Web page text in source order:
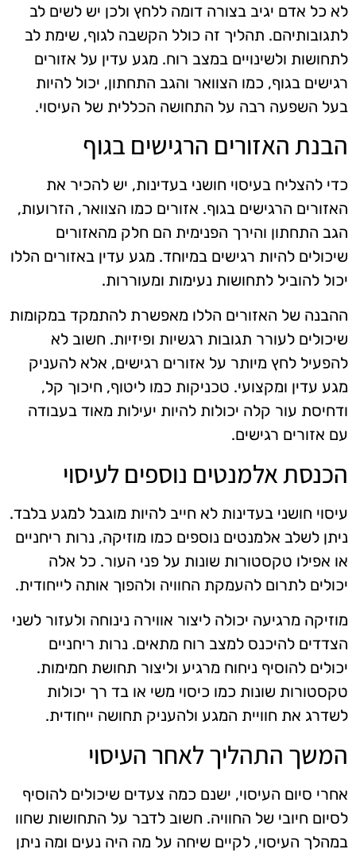
לא כל אדם יגיב בצורה דומה ללחץ ולכן יש לשים לב
לתגובותיהם. תהליך זה כולל הקשבה לגוף, שימת לב
לתחושות ולשינויים במצב רוח. מגע עדין על אזורים
רגישים בגוף, כמו הצוואר והגב התחתון, יכול להיות
בעל השפעה רבה על התחושה הכללית של העיסוי.
הבנת האזורים הרגישים בגוף
כדי להצליח בעיסוי חושני בעדינות, יש להכיר את
האזורים הרגישים בגוף. אזורים כמו הצוואר, הזרועות,
הגב התחתון והירך הפנימית הם חלק מהאזורים
שיכולים להיות רגישים במיוחד. מגע עדין באזורים הללו
יכול להוביל לתחושות נעימות ומעוררות.
ההבנה של האזורים הללו מאפשרת להתמקד במקומות
שיכולים לעורר תגובות רגשיות ופיזיות. חשוב לא
להפעיל לחץ מיותר על אזורים רגישים, אלא להעניק
מגע עדין ומקצועי. טכניקות כמו ליטוף, חיכוך קל,
ודחיסת עור קלה יכולות להיות יעילות מאוד בעבודה
עם אזורים רגישים.
הכנסת אלמנטים נוספים לעיסוי
עיסוי חושני בעדינות לא חייב להיות מוגבל למגע בלבד.
ניתן לשלב אלמנטים נוספים כמו מוזיקה, נרות ריחניים
או אפילו טקסטורות שונות על פני העור. כל אלה
יכולים לתרום להעמקת החוויה ולהפוך אותה לייחודית.
מוזיקה מרגיעה יכולה ליצור אווירה נינוחה ולעזור לשני
הצדדים להיכנס למצב רוח מתאים. נרות ריחניים
יכולים להוסיף ניחוח מרגיע וליצור תחושת חמימות.
טקסטורות שונות כמו כיסוי משי או בד רך יכולות
לשדרג את חוויית המגע ולהעניק תחושה ייחודית.
המשך התהליך לאחר העיסוי
אחרי סיום העיסוי, ישנם כמה צעדים שיכולים להוסיף
לסיום חיובי של החוויה. חשוב לדבר על התחושות שחוו
במהלך העיסוי, לקיים שיחה על מה היה נעים ומה ניתן